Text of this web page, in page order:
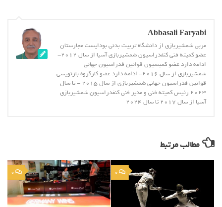
Abbasali Faryabi
مربی شمشیربازی از دانشگاه تربیت بدنی بوداپست مجارستان
عضو کمیته فنی کنفدراسیون شمشیربازی آسیا از سال 2012-
ادامه دارد عضو کمیسیون قوانین فدراسیون جهانی
شمشیربازی از سال 2016- ادامه دارد عضو کارگروه بازنویسی
قوانین فدراسیون جهانی شمشیربازی از سال 2015 - تا سال
2023 رئیس کمیته فنی و مدیر فنی کنفدراسیون شمشیربازی
آسیا از سال 2017 تا سال 2024
مطالب مرتبط
0
0